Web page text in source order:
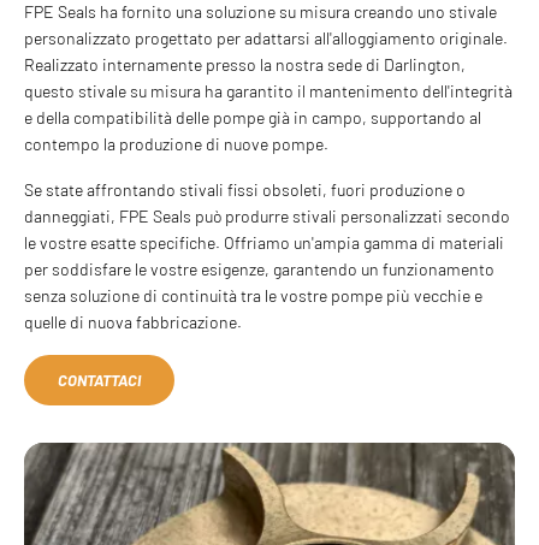
FPE Seals ha fornito una soluzione su misura creando uno stivale
personalizzato progettato per adattarsi all'alloggiamento originale.
Realizzato internamente presso la nostra sede di Darlington,
questo stivale su misura ha garantito il mantenimento dell'integrità
e della compatibilità delle pompe già in campo, supportando al
contempo la produzione di nuove pompe.
Se state affrontando stivali fissi obsoleti, fuori produzione o
danneggiati, FPE Seals può produrre stivali personalizzati secondo
le vostre esatte specifiche. Offriamo un'ampia gamma di materiali
per soddisfare le vostre esigenze, garantendo un funzionamento
senza soluzione di continuità tra le vostre pompe più vecchie e
quelle di nuova fabbricazione.
CONTATTACI